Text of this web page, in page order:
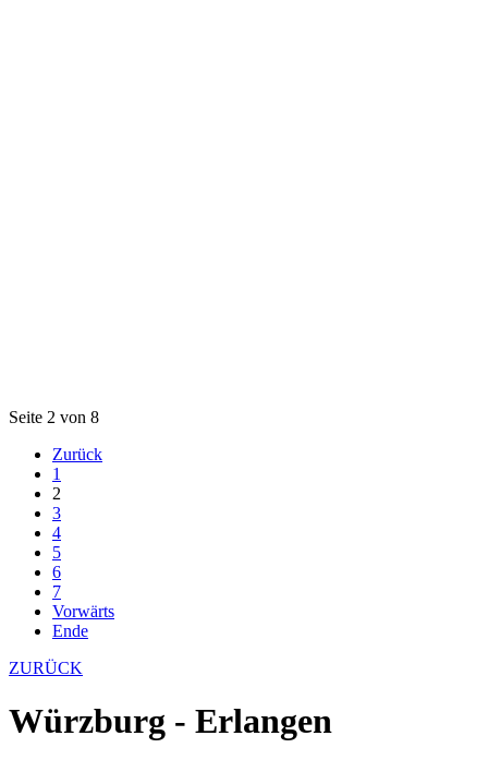
Seite 2 von 8
Zurück
1
2
3
4
5
6
7
Vorwärts
Ende
ZURÜCK
Würzburg - Erlangen